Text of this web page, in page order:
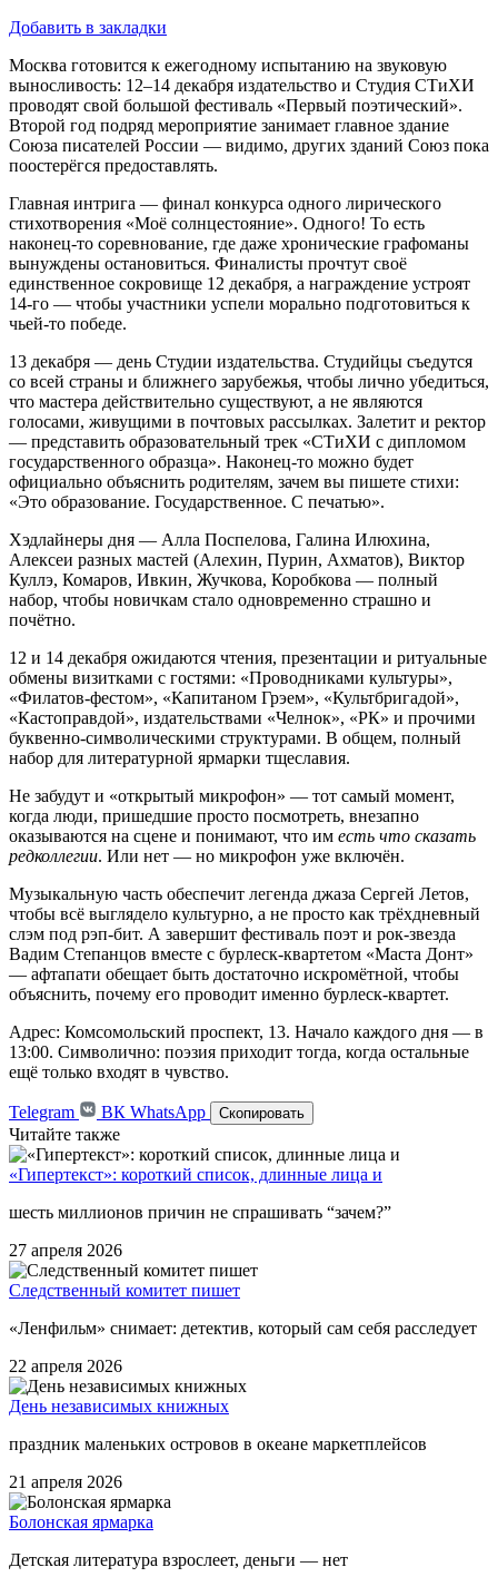
Добавить в закладки
Москва готовится к ежегодному испытанию на звуковую
выносливость: 12–14 декабря издательство и Студия СТиХИ
проводят свой большой фестиваль «Первый поэтический».
Второй год подряд мероприятие занимает главное здание
Союза писателей России — видимо, других зданий Союз пока
поостерёгся предоставлять.
Главная интрига — финал конкурса одного лирического
стихотворения «Моё солнцестояние». Одного! То есть
наконец-то соревнование, где даже хронические графоманы
вынуждены остановиться. Финалисты прочтут своё
единственное сокровище 12 декабря, а награждение устроят
14-го — чтобы участники успели морально подготовиться к
чьей-то победе.
13 декабря — день Студии издательства. Студийцы съедутся
со всей страны и ближнего зарубежья, чтобы лично убедиться,
что мастера действительно существуют, а не являются
голосами, живущими в почтовых рассылках. Залетит и ректор
— представить образовательный трек «СТиХИ с дипломом
государственного образца». Наконец-то можно будет
официально объяснить родителям, зачем вы пишете стихи:
«Это образование. Государственное. С печатью».
Хэдлайнеры дня — Алла Поспелова, Галина Илюхина,
Алексеи разных мастей (Алехин, Пурин, Ахматов), Виктор
Куллэ, Комаров, Ивкин, Жучкова, Коробкова — полный
набор, чтобы новичкам стало одновременно страшно и
почётно.
12 и 14 декабря ожидаются чтения, презентации и ритуальные
обмены визитками с гостями: «Проводниками культуры»,
«Филатов-фестом», «Капитаном Грэем», «Культбригадой»,
«Кастоправдой», издательствами «Челнок», «РК» и прочими
буквенно-символическими структурами. В общем, полный
набор для литературной ярмарки тщеславия.
Не забудут и «открытый микрофон» — тот самый момент,
когда люди, пришедшие просто посмотреть, внезапно
оказываются на сцене и понимают, что им есть что сказать
редколлегии. Или нет — но микрофон уже включён.
Музыкальную часть обеспечит легенда джаза Сергей Летов,
чтобы всё выглядело культурно, а не просто как трёхдневный
слэм под рэп-бит. А завершит фестиваль поэт и рок-звезда
Вадим Степанцов вместе с бурлеск-квартетом «Маста Донт»
— афтапати обещает быть достаточно искромётной, чтобы
объяснить, почему его проводит именно бурлеск-квартет.
Адрес: Комсомольский проспект, 13. Начало каждого дня — в
13:00. Символично: поэзия приходит тогда, когда остальные
ещё только входят в чувство.
Telegram ВК WhatsApp Скопировать
Читайте также
«Гипертекст»: короткий список, длинные лица и
шесть миллионов причин не спрашивать “зачем?”
27 апреля 2026
Следственный комитет пишет
«Ленфильм» снимает: детектив, который сам себя расследует
22 апреля 2026
День независимых книжных
праздник маленьких островов в океане маркетплейсов
21 апреля 2026
Болонская ярмарка
Детская литература взрослеет, деньги — нет